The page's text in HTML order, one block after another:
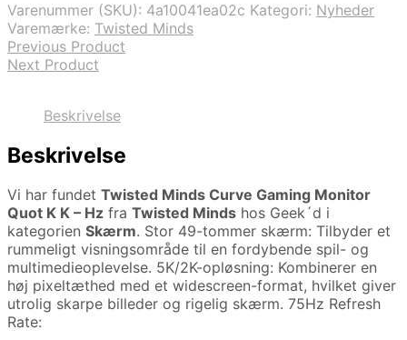
Varenummer (SKU): 4a10041ea02c Kategori: Nyheder
Varemærke: Twisted Minds
Previous Product
Next Product
Beskrivelse
Beskrivelse
Vi har fundet Twisted Minds Curve Gaming Monitor
Quot K K – Hz fra Twisted Minds hos Geek´d i
kategorien Skærm. Stor 49-tommer skærm: Tilbyder et
rummeligt visningsområde til en fordybende spil- og
multimedieoplevelse. 5K/2K-opløsning: Kombinerer en
høj pixeltæthed med et widescreen-format, hvilket giver
utrolig skarpe billeder og rigelig skærm. 75Hz Refresh
Rate: